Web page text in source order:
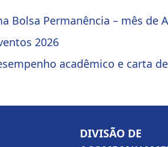
Bolsa Permanência – mês de
2026
acadêmico e carta
DIVISÃO DE